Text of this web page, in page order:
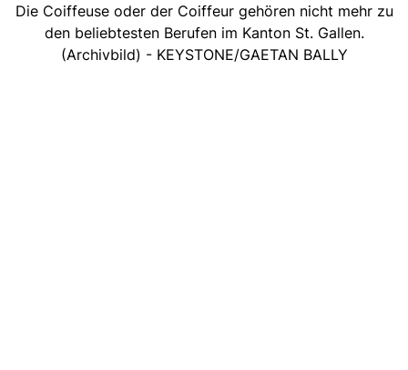
Die Coiffeuse oder der Coiffeur gehören nicht mehr zu
den beliebtesten Berufen im Kanton St. Gallen.
(Archivbild) - KEYSTONE/GAETAN BALLY